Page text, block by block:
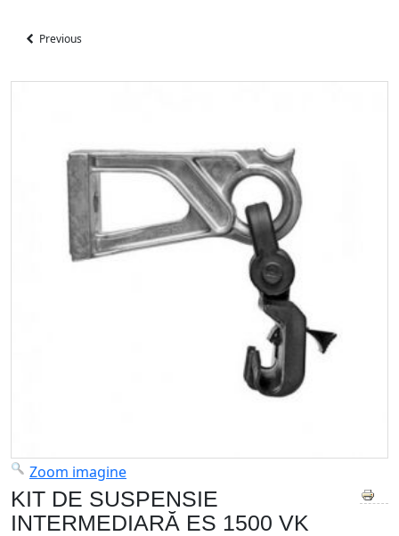
Previous
Zoom imagine
KIT DE SUSPENSIE
INTERMEDIARĂ ES 1500 VK